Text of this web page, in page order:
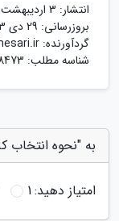
انتشار: 3 اردیبهشت 1399
بروزرسانی: 29 دی 1403
گردآورنده:
شناسه مطلب: 8473
به "نحوه انتخاب
امتیاز دهید:1